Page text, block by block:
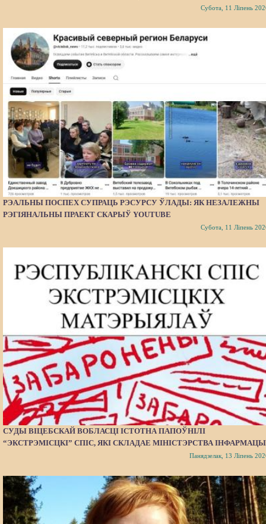
Субота, 11 Ліпень
РЭАЛЬНЫ ПОСПЕХ СУПРАЦЬ РЭСУРСУ ЎЛАДЫ: ЯК НЕЗАЛЕЖНЫ
РЭГІЯНАЛЬНЫ ПРАЕКТ СКАРЫЎ YOUTUBE
Субота, 11 Ліпень
СУДЫ ВІЦЕБСКАЙ ВОБЛАСЦІ ІСТОТНА ПАПОЎНІЛІ
“ЭКСТРЭМІСЦКІ” СПІС, ЯКІ СКЛАДАЕ МІНІСТЭРСТВА
Панядзелак, 13 Ліпень